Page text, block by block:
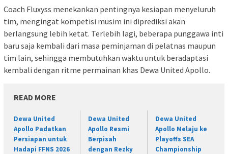
Coach Fluxyss menekankan pentingnya kesiapan menyeluruh
tim, mengingat kompetisi musim ini diprediksi akan
berlangsung lebih ketat. Terlebih lagi, beberapa punggawa inti
baru saja kembali dari masa peminjaman di pelatnas maupun
tim lain, sehingga membutuhkan waktu untuk beradaptasi
kembali dengan ritme permainan khas Dewa United Apollo.
READ MORE
Dewa United
Apollo Padatkan
Persiapan untuk
Hadapi FFNS 2026
Dewa United
Apollo Resmi
Berpisah
dengan Rezky
Dewa United
Apollo Melaju ke
Playoffs SEA
Championship